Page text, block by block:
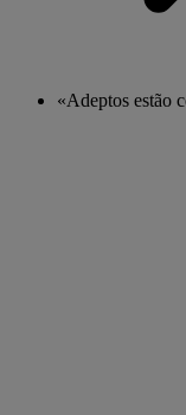
«Adeptos estão